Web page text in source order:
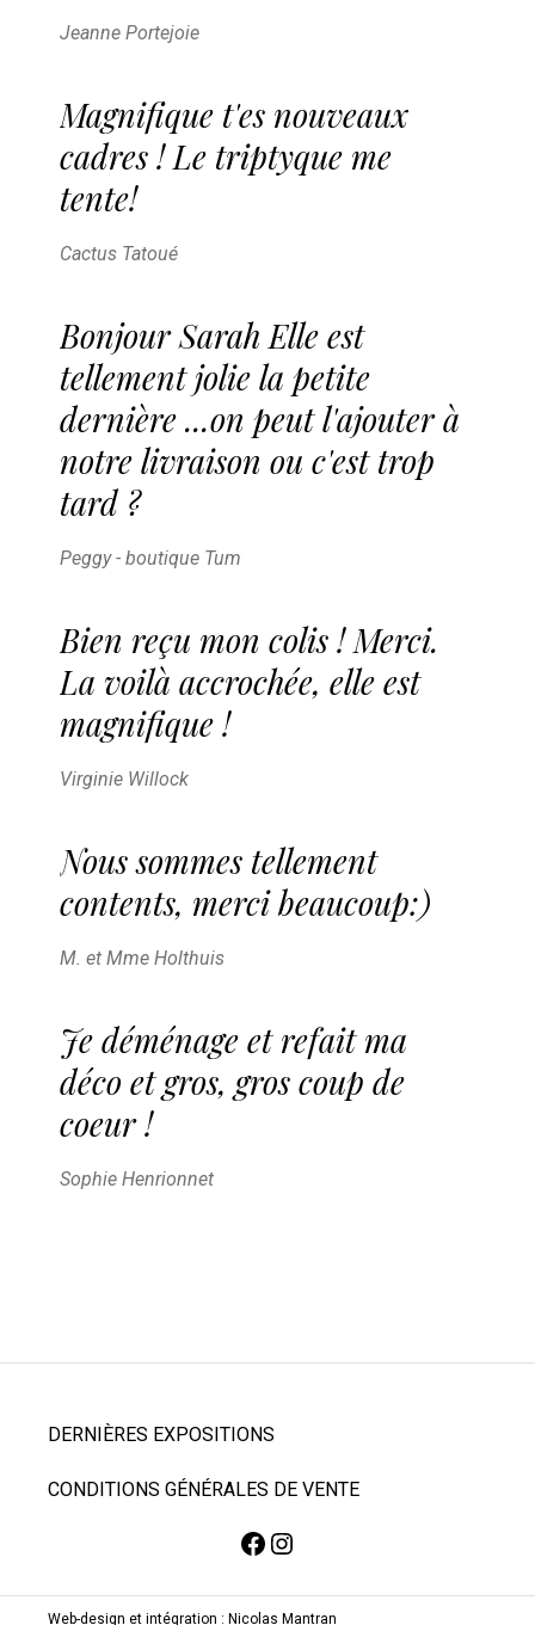
Jeanne Portejoie
Magnifique t'es nouveaux
cadres ! Le triptyque me
tente!
Cactus Tatoué
Bonjour Sarah Elle est
tellement jolie la petite
dernière ...on peut l'ajouter à
notre livraison ou c'est trop
tard ?
Peggy - boutique Tum
Bien reçu mon colis ! Merci.
La voilà accrochée, elle est
magnifique !
Virginie Willock
Nous sommes tellement
contents, merci beaucoup:)
M. et Mme Holthuis
Je déménage et refait ma
déco et gros, gros coup de
coeur !
Sophie Henrionnet
DERNIÈRES EXPOSITIONS
CONDITIONS GÉNÉRALES DE VENTE
Web-design et intégration :Nicolas Mantran